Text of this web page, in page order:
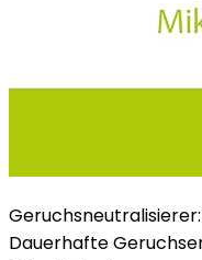
Dauerhafte